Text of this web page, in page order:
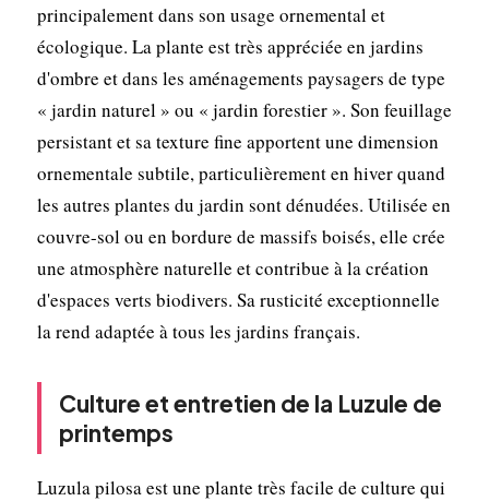
principalement dans son usage ornemental et
écologique. La plante est très appréciée en jardins
d'ombre et dans les aménagements paysagers de type
« jardin naturel » ou « jardin forestier ». Son feuillage
persistant et sa texture fine apportent une dimension
ornementale subtile, particulièrement en hiver quand
les autres plantes du jardin sont dénudées. Utilisée en
couvre-sol ou en bordure de massifs boisés, elle crée
une atmosphère naturelle et contribue à la création
d'espaces verts biodivers. Sa rusticité exceptionnelle
la rend adaptée à tous les jardins français.
Culture et entretien de la Luzule de
printemps
Luzula pilosa est une plante très facile de culture qui